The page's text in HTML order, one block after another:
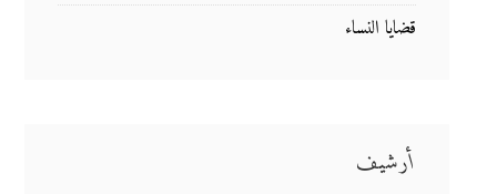
قضايا النساء
أرشيف